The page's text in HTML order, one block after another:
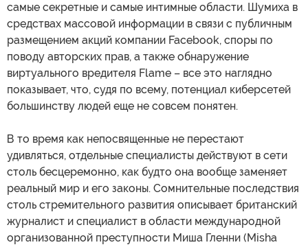
самые секретные и самые интимные области. Шумиха в
средствах массовой информации в связи с публичным
размещением акций компании Facebook, споры по
поводу авторских прав, а также обнаружение
виртуального вредителя Flame – все это наглядно
показывает, что, судя по всему, потенциал киберсетей
большинству людей еще не совсем понятен.
В то время как непосвященные не перестают
удивляться, отдельные специалисты действуют в сети
столь бесцеремонно, как будто она вообще заменяет
реальный мир и его законы. Сомнительные последствия
столь стремительного развития описывает британский
журналист и специалист в области международной
организованной преступности Миша Гленни (Misha